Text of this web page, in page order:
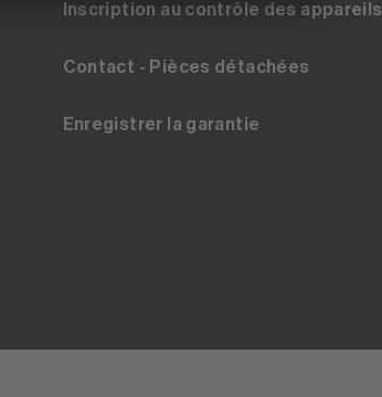
Inscription au contrôle des appareils
Contact - Pièces détachées
Enregistrer la garantie